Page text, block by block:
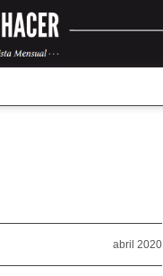
abril 2020